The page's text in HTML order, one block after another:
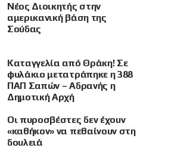
Νέος Διοικητής στην
αμερικανική βάση της
Σούδας
Καταγγελία από Θράκη! Σε
φυλάκιο μετατράπηκε η 388
ΠΑΠ Σαπών – Αδρανής η
Δημοτική Αρχή
Οι πυροσβέστες δεν έχουν
«καθήκον» να πεθαίνουν στη
δουλειά